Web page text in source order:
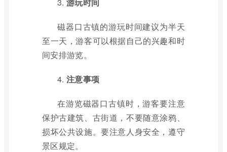
磁器口古镇的游玩时间建议为半天
至一天，游客可以根据自己的兴趣和时
间安排游览。
4. 注意事项
在游览磁器口古镇时，游客要注意
保护古建筑、古街道，不要随意涂鸦、
损坏公共设施。要注意人身安全，遵守
景区规定。